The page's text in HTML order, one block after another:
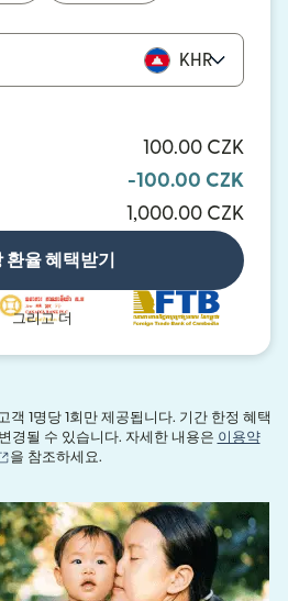
KHR
100.00 CZK
-100.00 CZK
1,000.00 CZK
환율 혜택받기
그리고 더
객 1명당 1회만 제공됩니다. 기간 한정 혜택
경될 수 있습니다. 자세한 내용은 이용약
(새 창에서 열림)
을 참조하세요.